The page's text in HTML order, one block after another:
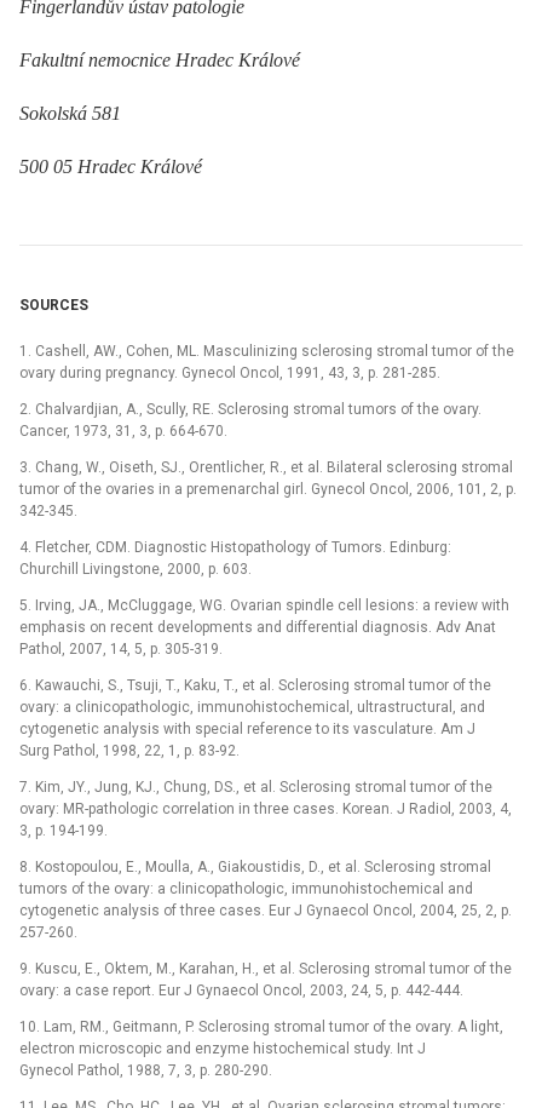
Fingerlandův ústav patologie
Fakultní nemocnice Hradec Králové
Sokolská 581
500 05 Hradec Králové
SOURCES
1. Cashell, AW., Cohen, ML. Masculinizing sclerosing stromal tumor of the
ovary during pregnancy. Gynecol Oncol, 1991, 43, 3, p. 281-285.
2. Chalvardjian, A., Scully, RE. Sclerosing stromal tumors of the ovary.
Cancer, 1973, 31, 3, p. 664-670.
3. Chang, W., Oiseth, SJ., Orentlicher, R., et al. Bilateral sclerosing stromal
tumor of the ovaries in a premenarchal girl. Gynecol Oncol, 2006, 101, 2, p.
342-345.
4. Fletcher, CDM. Diagnostic Histopathology of Tumors. Edinburg:
Churchill Livingstone, 2000, p. 603.
5. Irving, JA., McCluggage, WG. Ovarian spindle cell lesions: a review with
emphasis on recent developments and differential diagnosis. Adv Anat
Pathol, 2007, 14, 5, p. 305-319.
6. Kawauchi, S., Tsuji, T., Kaku, T., et al. Sclerosing stromal tumor of the
ovary: a clinicopathologic, immunohistochemical, ultrastructural, and
cytogenetic analysis with special reference to its vasculature. Am J
Surg Pathol, 1998, 22, 1, p. 83-92.
7. Kim, JY., Jung, KJ., Chung, DS., et al. Sclerosing stromal tumor of the
ovary: MR-pathologic correlation in three cases. Korean. J Radiol, 2003, 4,
3, p. 194-199.
8. Kostopoulou, E., Moulla, A., Giakoustidis, D., et al. Sclerosing stromal
tumors of the ovary: a clinicopathologic, immunohistochemical and
cytogenetic analysis of three cases. Eur J Gynaecol Oncol, 2004, 25, 2, p.
257-260.
9. Kuscu, E., Oktem, M., Karahan, H., et al. Sclerosing stromal tumor of the
ovary: a case report. Eur J Gynaecol Oncol, 2003, 24, 5, p. 442-444.
10. Lam, RM., Geitmann, P. Sclerosing stromal tumor of the ovary. A light,
electron microscopic and enzyme histochemical study. Int J
Gynecol Pathol, 1988, 7, 3, p. 280-290.